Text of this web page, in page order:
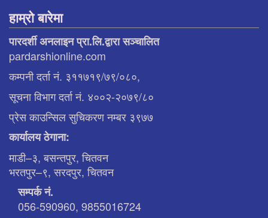
हाम्रो बारेमा
पारदर्शी अनलाइन प्रा.लि.द्वारा सञ्चालित
pardarshionline.com
कम्पनी दर्ता नं. ३११७१९/७९/०८०,
सूचना विभाग दर्ता नं. ४००२-२०७९/८०
प्रेस काउन्सिल सुचिकरण नम्बर ३९७७
कार्यालय ठेगाना:
माडी–३, बसन्तपुर, चितवन
भरतपुर–९, सरदपुर, चितवन
सम्पर्क नं.
056-590960, 9855016724